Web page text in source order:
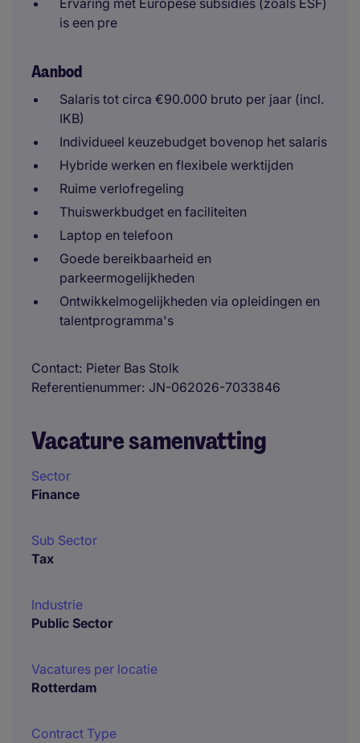
Ervaring met Europese subsidies (zoals ESF)
is een pre
Aanbod
Salaris tot circa €90.000 bruto per jaar (incl.
IKB)
Individueel keuzebudget bovenop het salaris
Hybride werken en flexibele werktijden
Ruime verlofregeling
Thuiswerkbudget en faciliteiten
Laptop en telefoon
Goede bereikbaarheid en
parkeermogelijkheden
Ontwikkelmogelijkheden via opleidingen en
talentprogramma's
Contact Pieter Bas Stolk
Referentienummer JN-062026-7033846
Vacature samenvatting
Sector
Finance
Sub Sector
Tax
Industrie
Public Sector
Vacatures per locatie
Rotterdam
Contract Type